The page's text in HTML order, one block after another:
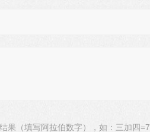
果（填写阿拉伯数字），如：三加四=7